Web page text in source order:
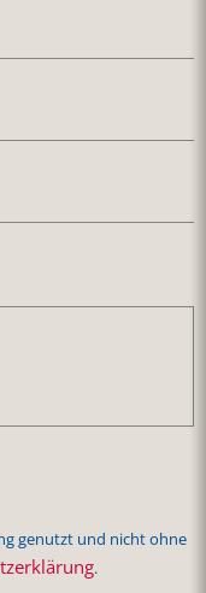
genutzt und nicht ohne
.